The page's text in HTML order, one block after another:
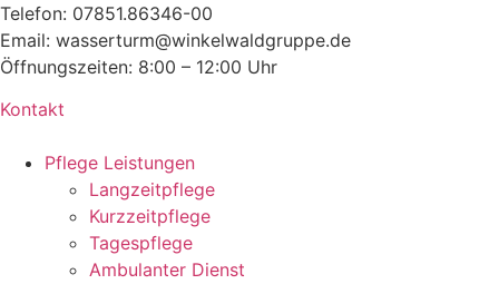
Zum
Inhalt
wechseln
Telefon: 07851.86346-00
Email: wasserturm@winkelwaldgruppe.de
Öffnungszeiten: 8:00 – 12:00 Uhr
Kontakt
Pflege Leistungen
Langzeitpflege
Kurzzeitpflege
Tagespflege
Ambulanter Dienst